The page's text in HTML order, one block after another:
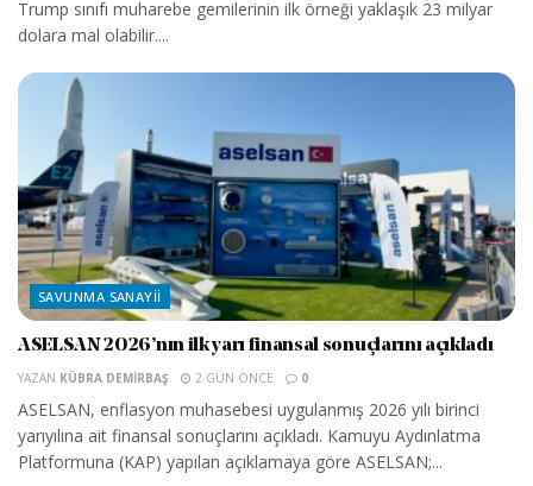
Trump sınıfı muharebe gemilerinin ilk örneği yaklaşık 23 milyar
dolara mal olabilir....
SAVUNMA SANAYII
ASELSAN 2026’nın ilk yarı finansal sonuçlarını açıkladı
YAZAN KÜBRA DEMIRBAŞ 2 GÜN ÖNCE 0
ASELSAN, enflasyon muhasebesi uygulanmış 2026 yılı birinci
yarıyılına ait finansal sonuçlarını açıkladı. Kamuyu Aydınlatma
Platformuna (KAP) yapılan açıklamaya göre ASELSAN;...